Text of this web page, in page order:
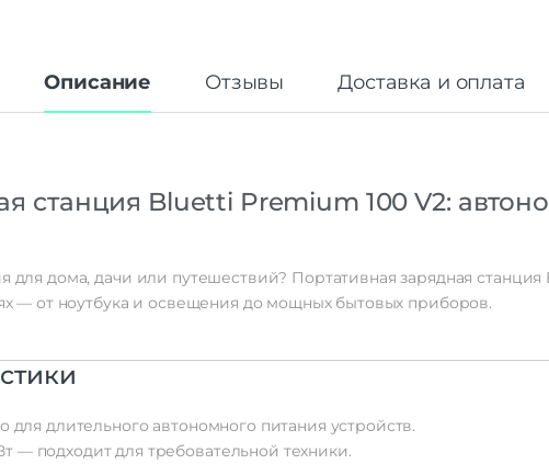
Описание Отзывы Доставка и оплата
станция Bluetti Premium 100 V2:
для дома, дачи или путешествий? Портативная зарядная станция
— отноутбука и освещения до мощныхбытовых приборов.
для длительного автономного питания устройств.
— подходитдля требовательной техники.